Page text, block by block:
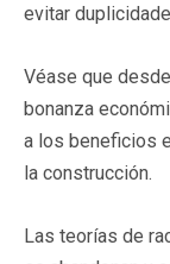
evitar
Véase que
bonanza
a los beneficios
la construcción.
Las teorías de